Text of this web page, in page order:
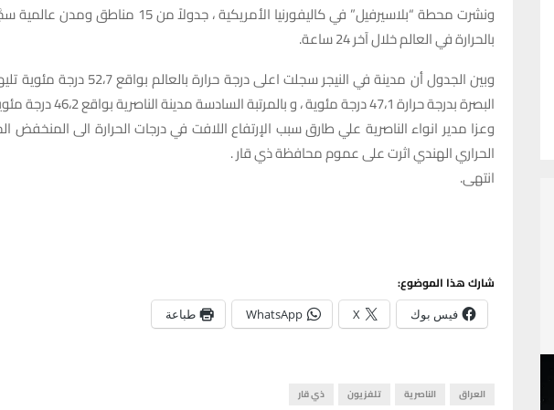
ونشرت محطة “بلاسيرفيل” في كاليفورنيا الأمريكية ،
بالحرارة في العالم خلال آخر 24 ساعة.
وبين الجدول أن مدينة في النيجر سجلت اعلى درجة
البصرة بدرجة حرارة 47،1 درجة مئوية ، و بالمرتبة السادسة مدينة الناصرية بواقع 46،2 درجة مئوية.
وعزا مدير انواء الناصرية علي طارق سبب الإرتفاع اللافت في درجات الحرارة الى
الحراري الهندي اثرت على عموم محافظة ذي قار .
انتهى.
شارك هذا الموضوع:
فيس بوك X
WhatsApp طباعة
العراق الناصرية تلفزيون ذي قار